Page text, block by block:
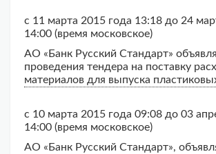
с 11 марта 2015 года 13:18 до 24
14:00 (время московское)
АО «Банк Русский Стандарт»
проведения тендера на поставку
материалов для выпуска
с 10 марта 2015 года 09:08 до 03
14:00 (время московское)
АО «Банк Русский Стандарт»,